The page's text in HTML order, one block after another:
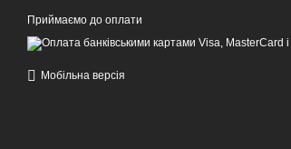
Приймаємо до оплати
Мобільна версія